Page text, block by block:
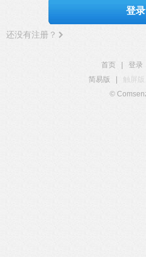
登录
还没有注册？
首页 登录
简易版
触屏版
©